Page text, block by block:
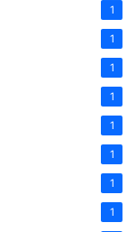
1
1
1
1
1
1
1
1